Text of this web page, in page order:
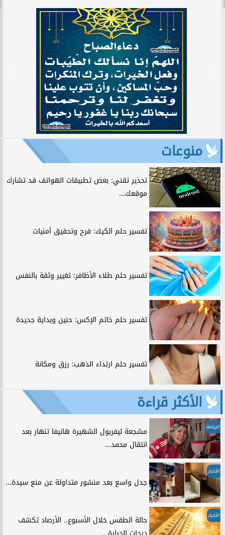
منوعات
تحذير تقني: بعض تطبيقات الهواتف قد تشارك
موقعك...
تفسير حلم الكيك: فرح وتحقيق أمنيات
تفسير حلم طلاء الأظافر: تغيير وثقة بالنفس
تفسير حلم خاتم الإكس: حنين وبداية جديدة
تفسير حلم ارتداء الذهب: رزق ومكانة
الأكثر قراءة
الرياضة
مشجعة ليفربول الشهيرة هانيفا تنهار بعد
انتقال محمد...
الأخبار
جدل واسع بعد منشور متداولة عن منع سيدة...
الأخبار
حالة الطقس خلال الأسبوع.. الأرصاد تكشف